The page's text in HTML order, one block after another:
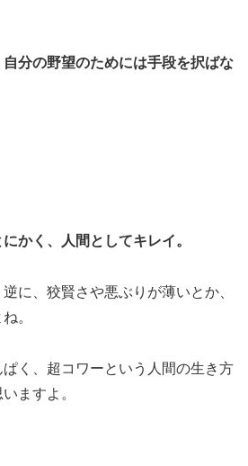
自分の野望のためには手段を択ばな
かく、人間としてキレイ。
に、狡賢さや悪ぶりが薄いとか、
。
く、超コワーという人間の生き方
ますよ。